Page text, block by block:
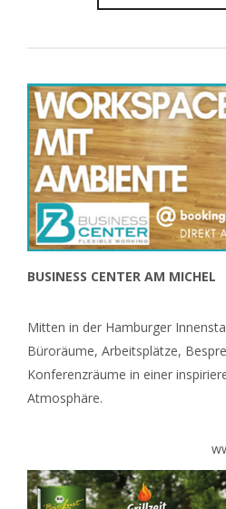
BUSINESS CENTER AM MICHEL
Mitten in der Hamburger
Büroräume, Arbeitsplätze,
Konferenzräume in einer
Atmosphäre.